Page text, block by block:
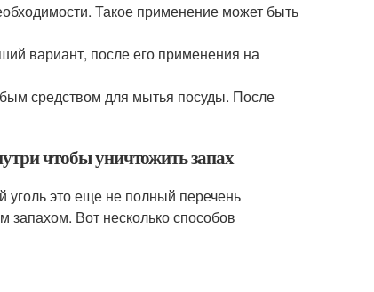
Такое применение может быть
вариант, после его применения на
средством для мытья посуды. После
чтобы уничтожить запах
это еще не полный перечень
Вот несколько способов